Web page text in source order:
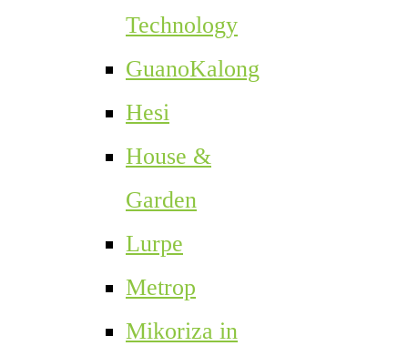
Technology
GuanoKalong
Hesi
House &
Garden
Lurpe
Metrop
Mikoriza in